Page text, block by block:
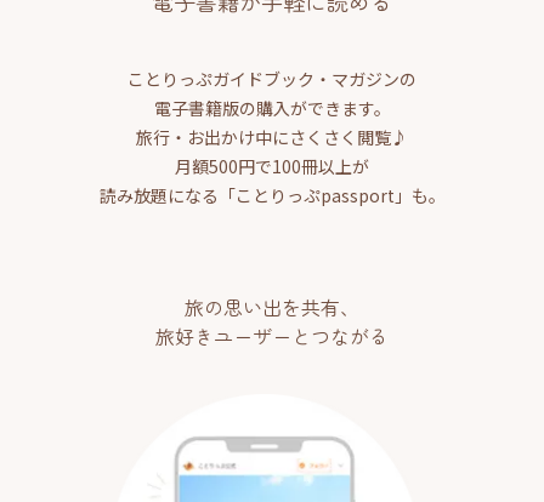
ことりっぷガイドブック・マガジンの
電子書籍版の購入ができます。
旅行・お出かけ中にさくさく閲覧♪
月額500円で100冊以上が
読み放題になる「ことりっぷpassport」も。
旅の思い出を共有、
旅好きユーザーとつながる